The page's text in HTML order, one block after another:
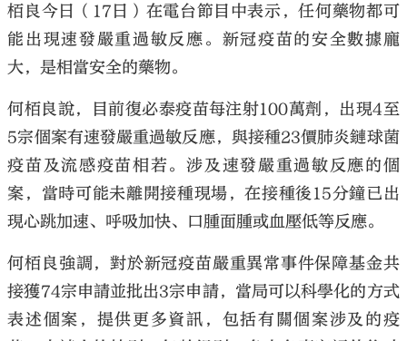
栢良今日（17日）在電台節目中表示，任何藥物都可
能出現速發嚴重過敏反應。新冠疫苗的安全數據龐
大，是相當安全的藥物。
何栢良說，目前復必泰疫苗每注射100萬劑，出現4至
5宗個案有速發嚴重過敏反應，與接種23價肺炎鏈球菌
疫苗及流感疫苗相若。涉及速發嚴重過敏反應的個
案，當時可能未離開接種現場，在接種後15分鐘已出
現心跳加速、呼吸加快、口腫面腫或血壓低等反應。
何栢良強調，對於新冠疫苗嚴重異常事件保障基金共
接獲74宗申請並批出3宗申請，當局可以科學化的方式
表述個案，提供更多資訊，包括有關個案涉及的疫